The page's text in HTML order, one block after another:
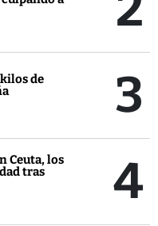
de
3
Ceuta, los
tras
4